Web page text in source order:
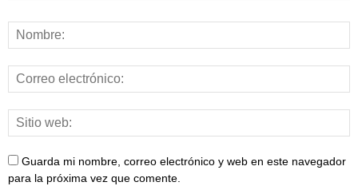
Guarda mi nombre, correo electrónico y web en este navegador
para la próxima vez que comente.